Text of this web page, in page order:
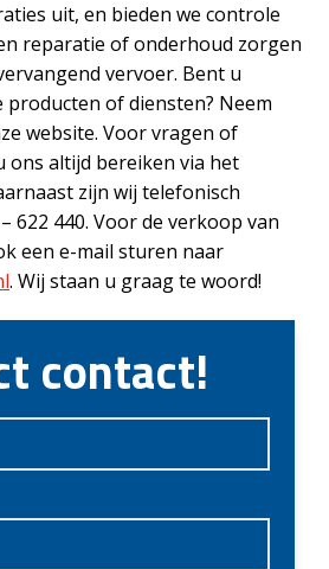
uit, en bieden we controle
reparatie of onderhoud zorgen
vervoer. Bent u
producten of diensten? Neem
website. Voor vragen of
altijd bereiken via het
zijn wij telefonisch
622 440. Voor de verkoop van
een e-mail sturen naar
. Wij staan u graag te woord!
contact!